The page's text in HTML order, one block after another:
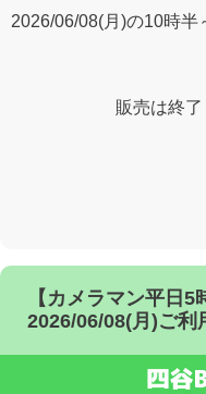
2026/06/08(月)の10時
販売は終了
【カメラマン平日5
2026/06/08(月)ご利